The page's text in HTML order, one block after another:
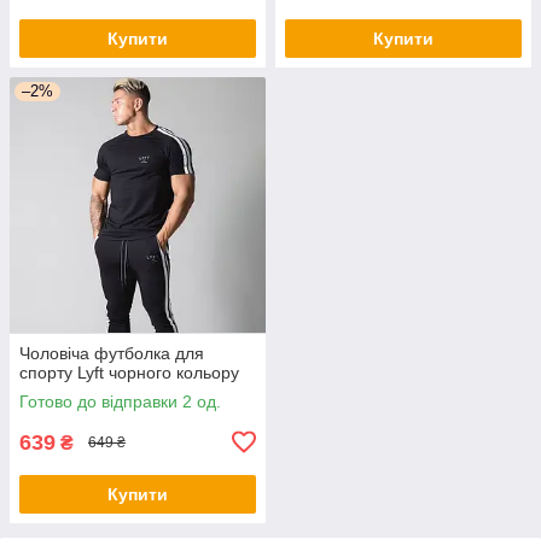
Купити Купити
–2%
Чоловіча футболка для
спорту Lyft чорного кольору
Готово до відправки 2 од.
639 ₴ 649 ₴
Купити